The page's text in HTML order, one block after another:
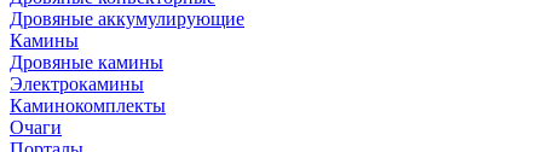
Дровяные аккумулирующие
Камины
Дровяные камины
Электрокамины
Каминокомплекты
Очаги